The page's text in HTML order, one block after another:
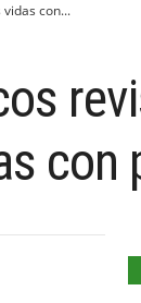
con...
con